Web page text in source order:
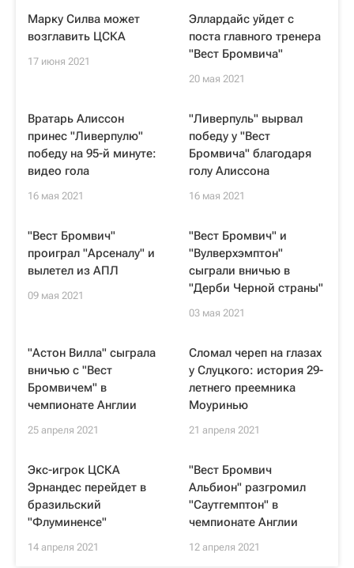
Марку Силва может
возглавить ЦСКА
17 июня 2021
Эллардайс уйдет с
поста главного тренера
"Вест Бромвича"
20 мая 2021
Вратарь Алиссон
принес "Ливерпулю"
победу на 95-й минуте:
видео гола
16 мая 2021
"Ливерпуль" вырвал
победу у "Вест
Бромвича" благодаря
голу Алиссона
16 мая 2021
"Вест Бромвич"
проиграл "Арсеналу" и
вылетел из АПЛ
09 мая 2021
"Вест Бромвич" и
"Вулверхэмптон"
сыграли вничью в
"Дерби Черной страны"
03 мая 2021
"Астон Вилла" сыграла
вничью с "Вест
Бромвичем" в
чемпионате Англии
25 апреля 2021
Сломал череп на глазах
у Слуцкого: история 29-
летнего преемника
Моуринью
21 апреля 2021
Экс-игрок ЦСКА
Эрнандес перейдет в
бразильский
"Флуминенсе"
14 апреля 2021
"Вест Бромвич
Альбион" разгромил
"Саутгемптон" в
чемпионате Англии
12 апреля 2021